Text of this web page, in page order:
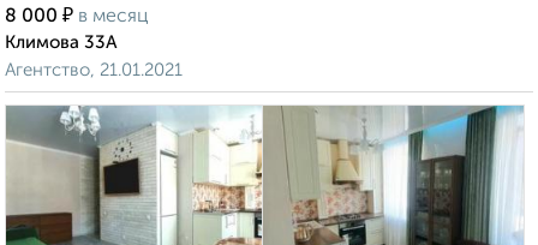
8 000 ₽ в месяц
Климова 33А
Агентство, 21.01.2021